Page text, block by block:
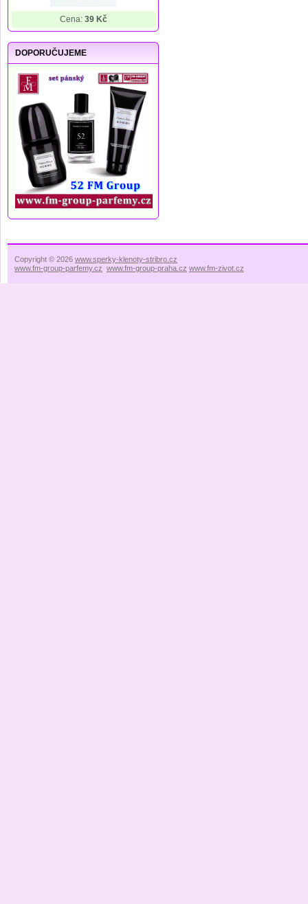
Cena: 39 Kč
DOPORUČUJEME
Copyright © 2026 www.sperky-klenoty-stribro.cz
www.fm-group-parfemy.cz www.fm-group-praha.cz www.fm-zivot.cz